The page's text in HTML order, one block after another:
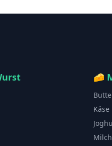
🧀
Käse
Milch